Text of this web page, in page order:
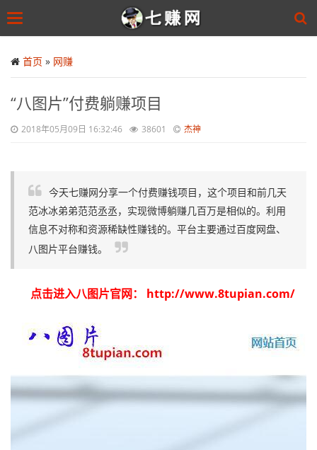
to
main
Toggle
首页 » 网赚
“八图片”付费躺赚项目
2018年05月09日 16:32:46 38601 杰神
今天七赚网分享一个付费赚钱项目，这个项目和前几天
范冰冰弟弟范范丞丞，实现微博躺赚几百万是相似的。利用
信息不对称和资源稀缺性赚钱的。平台主要通过百度网盘、
八图片平台赚钱。
点击进入八图片官网： http://www.8tupian.com/